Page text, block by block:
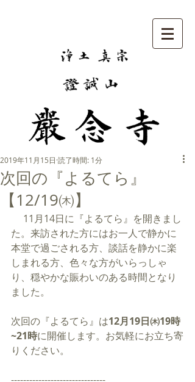
次回の『よるてら』
【12/19㈭】
2019年11月15日 読了時間: 1分
た。来訪された方にはお一人で静かに
本堂で過ごされる方、談話を静かに楽
しまれる方、色々な方がいらっしゃ
り、穏やかな賑わいのある時間となり
ました。
次回の『よるてら』は12月19日㈭19時
~21時に開催します。お気軽にお立ち寄
りください。